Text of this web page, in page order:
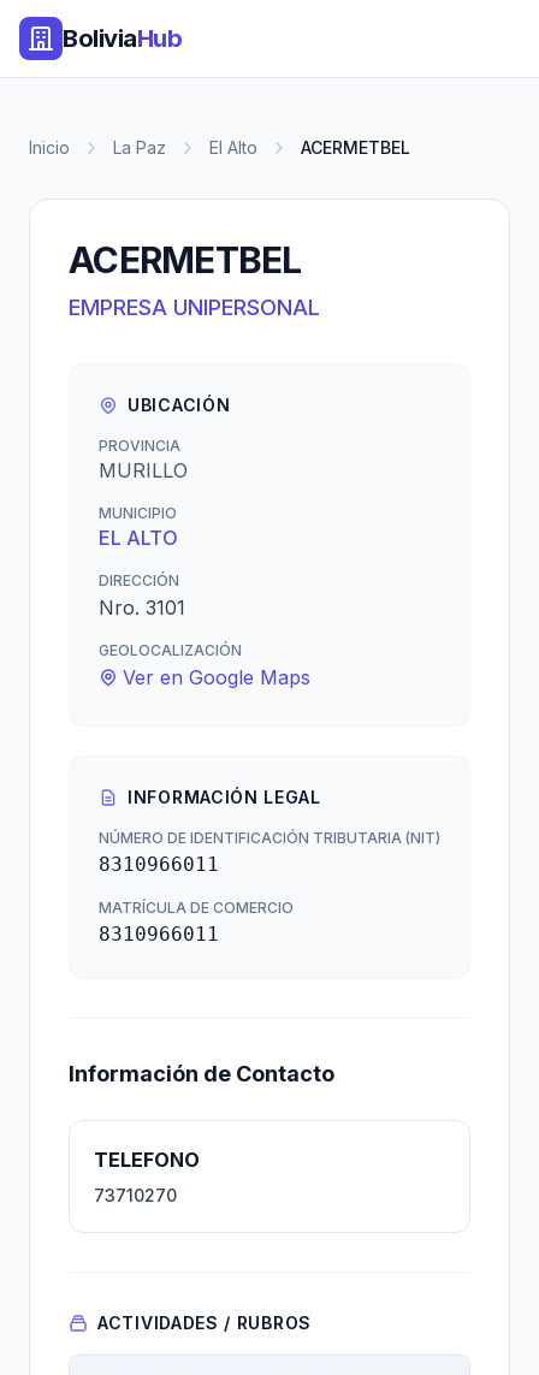
BoliviaHub
Inicio La Paz El Alto ACERMETBEL
ACERMETBEL
EMPRESA UNIPERSONAL
UBICACIÓN
PROVINCIA
MURILLO
MUNICIPIO
EL ALTO
DIRECCIÓN
Nro. 3101
GEOLOCALIZACIÓN
Ver en Google Maps
INFORMACIÓN LEGAL
NÚMERO DE IDENTIFICACIÓN TRIBUTARIA (NIT)
8310966011
MATRÍCULA DE COMERCIO
8310966011
Información de Contacto
TELEFONO
73710270
ACTIVIDADES / RUBROS